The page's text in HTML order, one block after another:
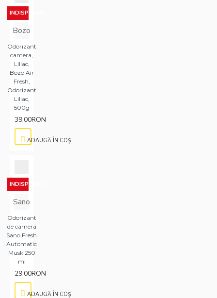
INDISPONIBIL
Bozo
Odorizant
camera,
Liliac,
Bozo Air
Fresh,
Odorizant
Liliac,
500g
39,00RON
ADAUGĂ ÎN COŞ
INDISPONIBIL
Sano
Odorizant
de camera
Sano Fresh
Automatic
Musk 250
ml
29,00RON
ADAUGĂ ÎN COŞ